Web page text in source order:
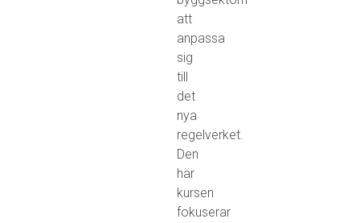
att
anpassa
sig
till
det
nya
regelverket.
Den
här
kursen
fokuserar